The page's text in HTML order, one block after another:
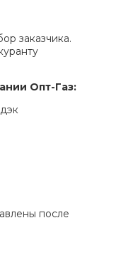
заказчика.
Опт-Газ:
после